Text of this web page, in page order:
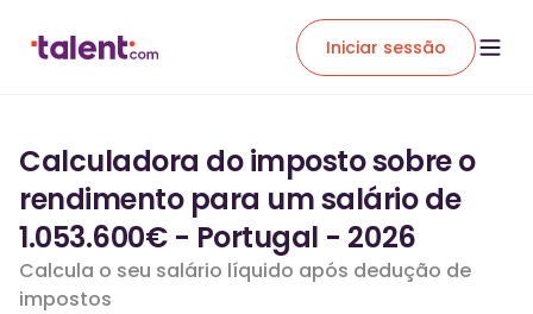
Iniciar sessão
Calculadora do imposto sobre o
rendimento para um salário de
1.053.600€ - Portugal - 2026
Calcula o seu salário líquido após dedução de
impostos